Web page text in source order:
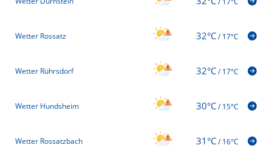
Wetter Rossatz 32°C/17°C
Wetter Rührsdorf 32°C/17°C
Wetter Hundsheim 30°C/15°C
Wetter Rossatzbach 31°C/16°C